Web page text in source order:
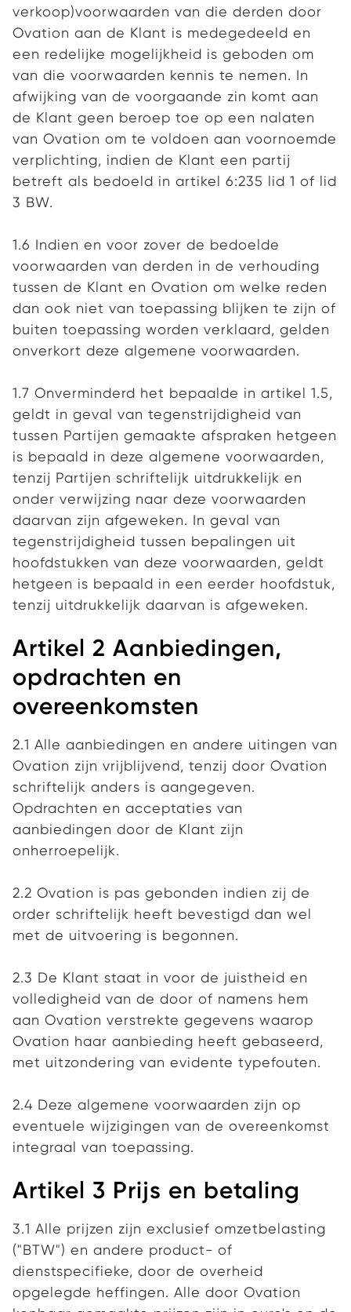
verkoop)voorwaarden van die derden door
Ovation aan de Klant is medegedeeld en
een redelijke mogelijkheid is geboden om
van die voorwaarden kennis te nemen. In
afwijking van de voorgaande zin komt aan
de Klant geen beroep toe op een nalaten
van Ovation om te voldoen aan voornoemde
verplichting, indien de Klant een partij
betreft als bedoeld in artikel 6:235 lid 1 of lid
3 BW.
1.6 Indien en voor zover de bedoelde
voorwaarden van derden in de verhouding
tussen de Klant en Ovation om welke reden
dan ook niet van toepassing blijken te zijn of
buiten toepassing worden verklaard, gelden
onverkort deze algemene voorwaarden.
1.7 Onverminderd het bepaalde in artikel 1.5,
geldt in geval van tegenstrijdigheid van
tussen Partijen gemaakte afspraken hetgeen
is bepaald in deze algemene voorwaarden,
tenzij Partijen schriftelijk uitdrukkelijk en
onder verwijzing naar deze voorwaarden
daarvan zijn afgeweken. In geval van
tegenstrijdigheid tussen bepalingen uit
hoofdstukken van deze voorwaarden, geldt
hetgeen is bepaald in een eerder hoofdstuk,
tenzij uitdrukkelijk daarvan is afgeweken.
Artikel 2 Aanbiedingen,
opdrachten en
overeenkomsten
2.1 Alle aanbiedingen en andere uitingen van
Ovation zijn vrijblijvend, tenzij door Ovation
schriftelijk anders is aangegeven.
Opdrachten en acceptaties van
aanbiedingen door de Klant zijn
onherroepelijk.
2.2 Ovation is pas gebonden indien zij de
order schriftelijk heeft bevestigd dan wel
met de uitvoering is begonnen.
2.3 De Klant staat in voor de juistheid en
volledigheid van de door of namens hem
aan Ovation verstrekte gegevens waarop
Ovation haar aanbieding heeft gebaseerd,
met uitzondering van evidente typefouten.
2.4 Deze algemene voorwaarden zijn op
eventuele wijzigingen van de overeenkomst
integraal van toepassing.
Artikel 3 Prijs en betaling
3.1 Alle prijzen zijn exclusief omzetbelasting
("BTW") en andere product- of
dienstspecifieke, door de overheid
opgelegde heffingen. Alle door Ovation